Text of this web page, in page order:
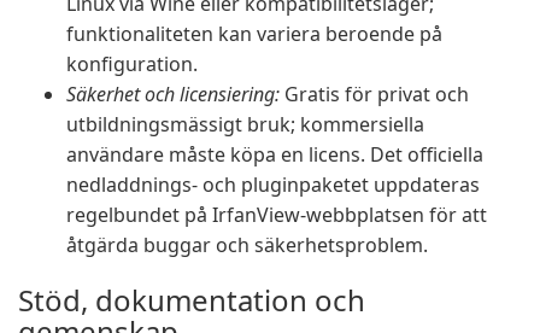
funktionaliteten kan variera beroende på
konfiguration.
Säkerhet och licensiering: Gratis för privat och
utbildningsmässigt bruk; kommersiella
användare måste köpa en licens. Det officiella
nedladdnings- och pluginpaketet uppdateras
regelbundet på IrfanView-webbplatsen för att
åtgärda buggar och säkerhetsproblem.
Stöd, dokumentation och